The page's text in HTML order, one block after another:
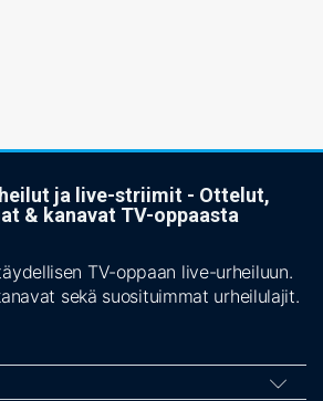
ja live-striimit - Ottelut,
& kanavat TV-oppaasta
TV-oppaan live-urheiluun.
sekä suosituimmat urheilulajit.